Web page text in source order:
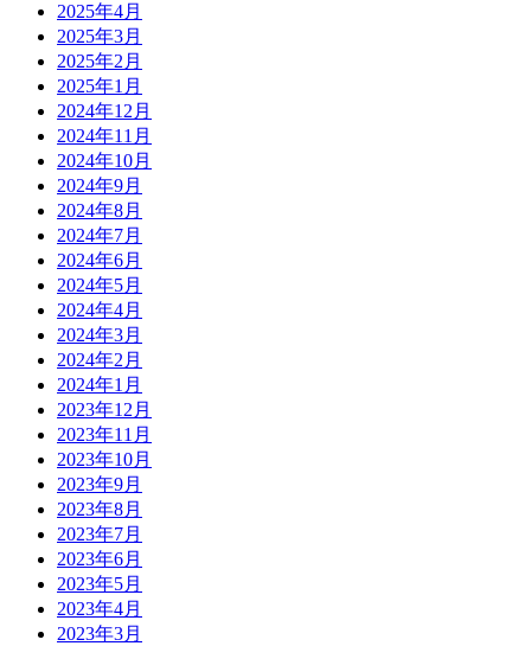
2025年4月
2025年3月
2025年2月
2025年1月
2024年12月
2024年11月
2024年10月
2024年9月
2024年8月
2024年7月
2024年6月
2024年5月
2024年4月
2024年3月
2024年2月
2024年1月
2023年12月
2023年11月
2023年10月
2023年9月
2023年8月
2023年7月
2023年6月
2023年5月
2023年4月
2023年3月